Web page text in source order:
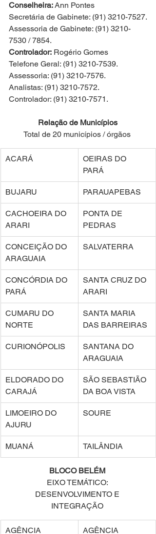
Conselheira: Ann Pontes
Secretária de Gabinete: (91) 3210-7527.
Assessoria de Gabinete: (91) 3210-
7530 / 7854.
Controlador: Rogério Gomes
Telefone Geral: (91) 3210-7539.
Assessoria: (91) 3210-7576.
Analistas: (91) 3210-7572.
Controlador: (91) 3210-7571.
Relação de Municípios
Total de 20 municípios / órgãos
ACARÁ
OEIRAS DO
PARÁ
BUJARU PARAUAPEBAS
CACHOEIRA DO
ARARI
PONTA DE
PEDRAS
CONCEIÇÃO DO
ARAGUAIA
SALVATERRA
CONCÓRDIA DO
PARÁ
SANTA CRUZ DO
ARARI
CUMARU DO
NORTE
SANTA MARIA
DAS BARREIRAS
CURIONÓPOLIS
SANTANA DO
ARAGUAIA
ELDORADO DO
CARAJÁ
SÃO SEBASTIÃO
DA BOA VISTA
LIMOEIRO DO
AJURU
SOURE
MUANÁ TAILÂNDIA
BLOCO BELÉM
EIXO TEMÁTICO:
DESENVOLVIMENTO E
INTEGRAÇÃO
AGÊNCIA
AGÊNCIA